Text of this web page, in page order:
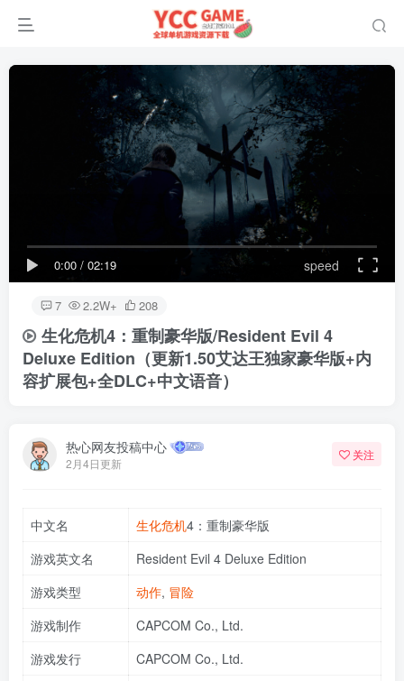
0:00 / 02:19 speed
7 2.2W+ 208
生化危机4：重制豪华版/Resident Evil 4
Deluxe Edition （更新1.50艾达王独家豪华版+内
容扩展包+全DLC+中文语音）
热心网友投稿中心
2月4日更新
关注
中文名 生化危机4：重制豪华版
游戏英文名
Resident Evil 4 Deluxe Edition
游戏类型
动作, 冒险
游戏制作
CAPCOM Co., Ltd.
游戏发行
CAPCOM Co., Ltd.